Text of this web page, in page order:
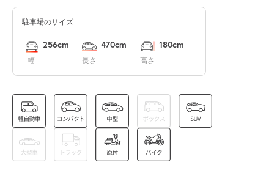
8月16日 (日) ¥2,500
8月17日 (月) ¥2,500
空き1
¥2,500
8月18日 (火)
0:00～12:00
¥2,500
駐車場のサイズ
幅
256cm
長さ
470cm
高さ
180cm